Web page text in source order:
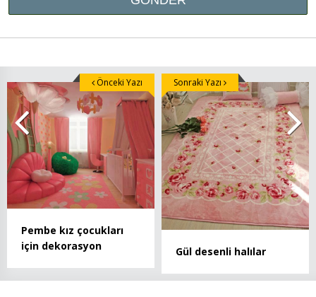
Pembe kız çocukları
için dekorasyon
Önceki Yazı
Gül desenli halılar
Sonraki Yazı